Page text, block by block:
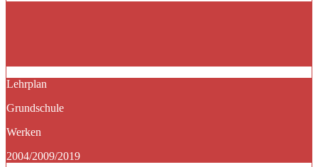
Lehrplan
Grundschule
Werken
2004/2009/2019